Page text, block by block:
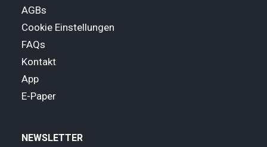
AGBs
Cookie Einstellungen
FAQs
Kontakt
App
E-Paper
NEWSLETTER